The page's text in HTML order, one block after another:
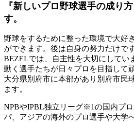
『新しいプロ野球選手の成り
す。
野球をするために整った環境で大好
ができます。後は自身の努力だけです
BEZELでは、自主性を大切にしてい
動く選手たちが日々プロを目指して
大分県別府市に本部があり別府市民
ます。
NPBやIPBL独立リーグ※1の国内プ
パ、アジアの海外のプロ選手や大学